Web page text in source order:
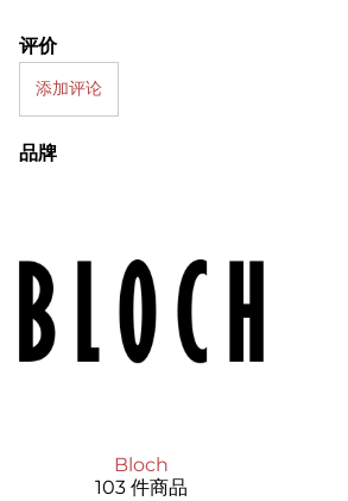
评价
添加评论
品牌
Bloch
103 件商品